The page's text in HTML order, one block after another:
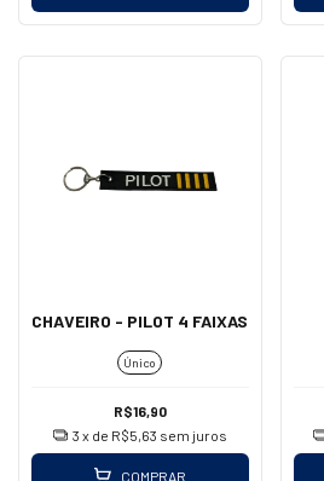
CHAVEIRO - PILOT 4 FAIXAS
Único
R$16,90
3 x de R$5,63 sem juros
COMPRAR